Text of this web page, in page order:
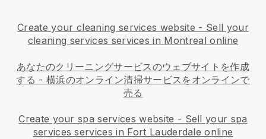
Create your cleaning services website - Sell your
cleaning services services in Montreal online
あなたのクリーニングサービスのウェブサイトを作成
する - 横浜のオンライン清掃サービスをオンラインで
売る
Create your spa services website - Sell your spa
services services in Fort Lauderdale online